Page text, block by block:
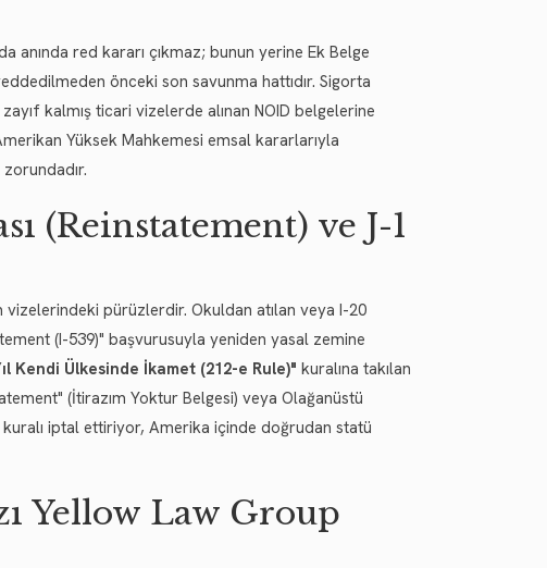
anında red kararı çıkmaz; bunun yerine Ek Belge
önceki son savunma hattıdır. Sigorta
kalmış ticari vizelerde alınan NOID belgelerine
Yüksek Mahkemesi emsal kararlarıyla
(Reinstatement) ve J-1
vizelerindeki pürüzlerdir. Okuldan atılan veya I-20
(I-539)" başvurusuyla yeniden yasal zemine
Kendi Ülkesinde İkamet (212-e Rule)" kuralına takılan
(İtirazım Yoktur Belgesi) veya Olağanüstü
iptal ettiriyor, Amerika içinde doğrudan statü
Yellow Law Group